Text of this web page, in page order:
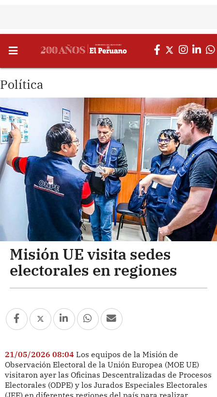
Política
Misión UE visita sedes
electorales en regiones
21/05/2026 08:04 Los equipos de la Misión de
Observación Electoral de la Unión Europea (MOE UE)
visitaron ayer las Oficinas Descentralizadas de Procesos
Electorales (ODPE) y los Jurados Especiales Electorales
(JEE) en diferentes regiones del país para realizar